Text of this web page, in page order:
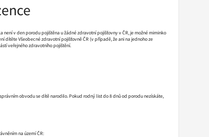
není v den porodu pojištěna u žádné zdravotní pojišťovny v ČR, je možné miminko
dítěte Všeobecné zdravotní pojišťovně ČR (v případě, že ani na jednoho ze
veřejného zdravotního pojištění.
obvodu se dítě narodilo. Pokud rodný list do 8 dnů od porodu nezískáte,
na území ČR: